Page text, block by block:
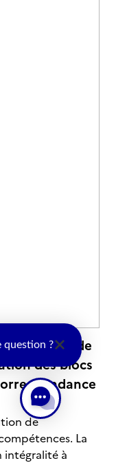
de
des blocs
de
La
intégralité à
question ?